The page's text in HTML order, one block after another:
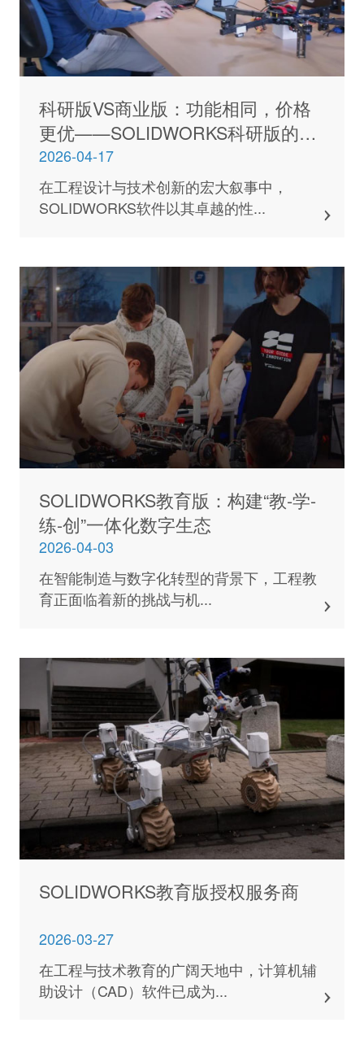
科研版VS商业版：功能相同，价格
更优——SOLIDWORKS科研版的性
价比之道
2026-04-17
在工程设计与技术创新的宏大叙事中，
SOLIDWORKS软件以其卓越的性...
SOLIDWORKS教育版：构建“教-学-
练-创”一体化数字生态
2026-04-03
在智能制造与数字化转型的背景下，工程教
育正面临着新的挑战与机...
SOLIDWORKS教育版授权服务商
2026-03-27
在工程与技术教育的广阔天地中，计算机辅
助设计（CAD）软件已成为...